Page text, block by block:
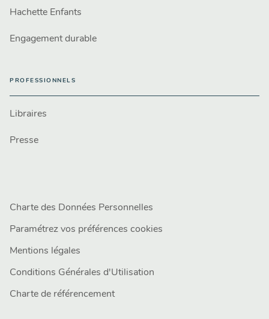
Hachette Enfants
Engagement durable
PROFESSIONNELS
Libraires
Presse
Charte des Données Personnelles
Paramétrez vos préférences cookies
Mentions légales
Conditions Générales d'Utilisation
Charte de référencement